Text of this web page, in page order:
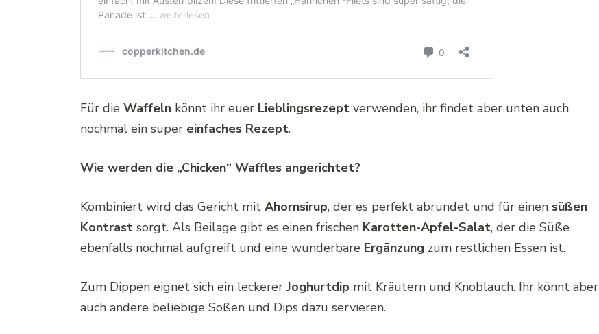
Für die Waffeln könnt ihr euer Lieblingsrezept verwenden, ihr findet aber unten auch
nochmal ein super einfaches Rezept.
Wie werden die „Chicken“ Waffles angerichtet?
Kombiniert wird das Gericht mit Ahornsirup, der es perfekt abrundet und für einen süßen
Kontrast sorgt. Als Beilage gibt es einen frischen Karotten-Apfel-Salat, der die Süße
ebenfalls nochmal aufgreift und eine wunderbare Ergänzung zum restlichen Essen ist.
Zum Dippen eignet sich ein leckerer Joghurtdip mit Kräutern und Knoblauch. Ihr könnt aber
auch andere beliebige Soßen und Dips dazu servieren.